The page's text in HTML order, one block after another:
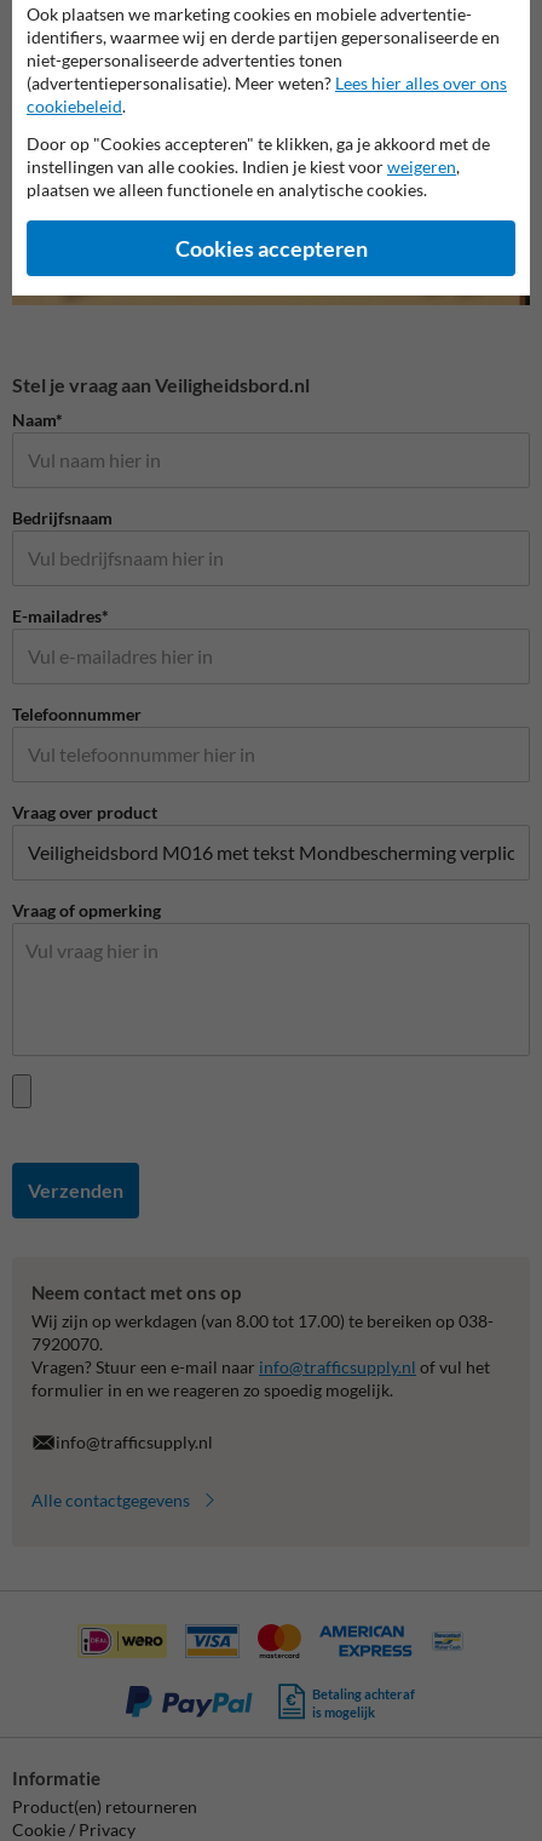
Gebodsborden
Veiligheidsborden voor
terrein
Veiligheidsborden
Stel je vraag aan Veiligheidsbord.nl
Naam*
Bedrijfsnaam
E-mailadres*
Telefoonnummer
Vraag over product
Vraag of opmerking
Verzenden
Neem contact met ons op
Wij zijn op werkdagen (van 8.00 tot 17.00) te bereiken op 038-
7920070.
Vragen? Stuur een e-mail naar info@trafficsupply.nl of vul het
formulier in en we reageren zo spoedig mogelijk.
info@trafficsupply.nl
Alle contactgegevens
Betaling achteraf
is mogelijk
Informatie
Product(en) retourneren
Cookie / Privacy
Ook plaatsen we marketing cookies en mobiele advertentie-
identifiers, waarmee wij en derde partijen gepersonaliseerde en
niet-gepersonaliseerde advertenties tonen
(advertentiepersonalisatie). Meer weten? Lees hier alles over ons
cookiebeleid.
Door op "Cookies accepteren" te klikken, ga je akkoord met de
instellingen van alle cookies. Indien je kiest voorweigeren,
plaatsen we alleen functionele en analytische cookies.
Cookies accepteren